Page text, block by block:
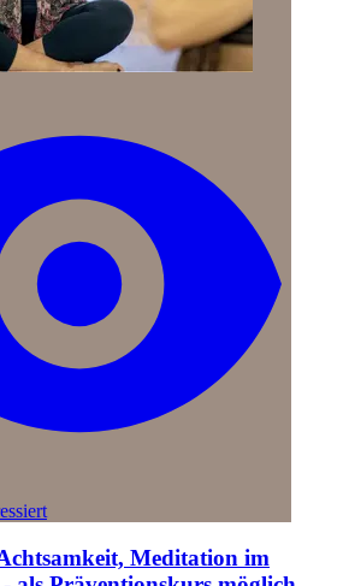
Meditation im